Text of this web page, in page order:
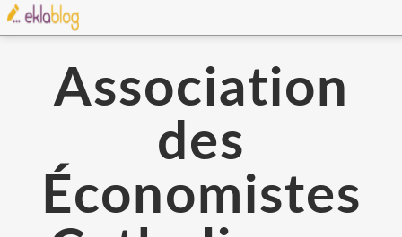
Association
des
Économistes